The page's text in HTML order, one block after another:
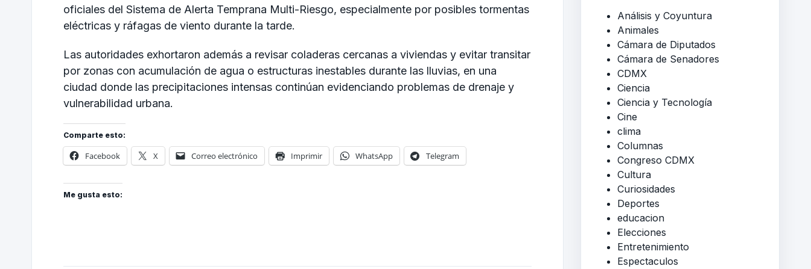
oficiales del Sistema de Alerta Temprana Multi-Riesgo, especialmente por posibles tormentas
eléctricas y ráfagas de viento durante la tarde.
Las autoridades exhortaron además a revisar coladeras cercanas a viviendas y evitar transitar
por zonas con acumulación de agua o estructuras inestables durante las lluvias, en una
ciudad donde las precipitaciones intensas continúan evidenciando problemas de drenaje y
vulnerabilidad urbana.
Comparte esto:
Facebook X Correo electrónico Imprimir WhatsApp Telegram
Me gusta esto:
Análisis y Coyuntura
Animales
Cámara de Diputados
Cámara de Senadores
CDMX
Ciencia
Ciencia y Tecnología
Cine
clima
Columnas
Congreso CDMX
Cultura
Curiosidades
Deportes
educacion
Elecciones
Entretenimiento
Espectaculos